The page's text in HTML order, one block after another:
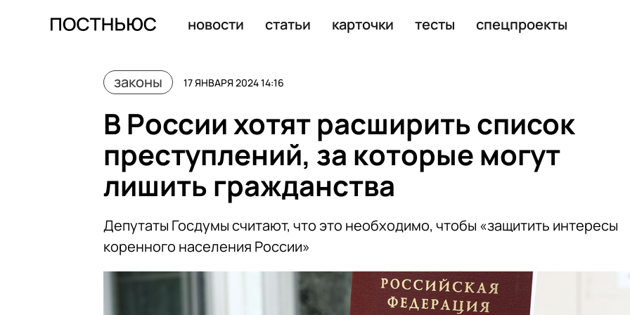
новости статьи карточки тесты спецпроекты
законы 17 ЯНВАРЯ 2024 14:16
В России хотят расширить список
преступлений, за которые могут
лишить гражданства
Депутаты Госдумы считают, что это необходимо, чтобы «защитить интересы
коренного населения России»